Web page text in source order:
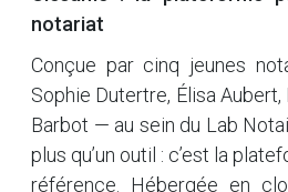
notariat
Conçue par cinq jeunes
Sophie Dutertre, Élisa
Barbot — au sein du Lab
plus qu’un outil : c’est la
référence. Hébergée en